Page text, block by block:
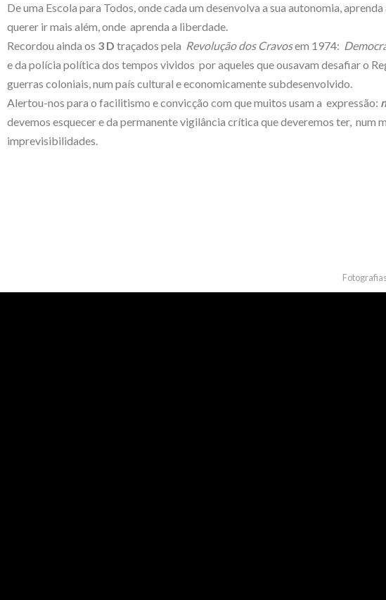
De uma Escola para Todos, onde cada um desenvolva a sua autonomia,
querer ir mais além, onde aprenda a liberdade.
Recordou ainda os 3 D traçados pela Revolução dos Cravosem 1974:
e da polícia política dos tempos vividos por aqueles que ousavam desafiar o
guerras coloniais, num país cultural e economicamente subdesenvolvido.
Alertou-nos para o facilitismo e convicção com que muitos usam a expressão:
devemos esquecer e da permanente vigilância crítica que deveremos ter,
imprevisibilidades.